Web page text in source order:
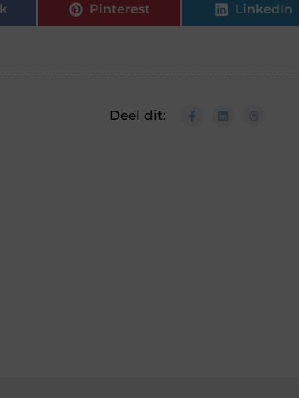
Pinterest LinkedIn
Deel dit: